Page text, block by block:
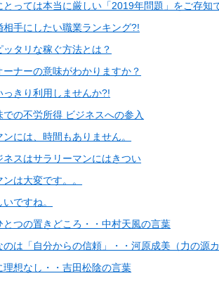
とっては本当に厳しい「2019年問題」をご存知
相手にしたい職業ランキング?!
ッタリな稼ぐ方法とは？
ーナーの意味がわかりますか？
っきり利用しませんか?!
での不労所得 ビジネスへの参入
には、時間もありません。
ネスはサラリーマンにはきつい
は大変です。。
ですね。
とつの置きどころ・・中村天風の言葉
のは「自分からの信頼」・・河原成美（力の源
理想なし・・吉田松陰の言葉